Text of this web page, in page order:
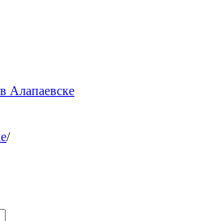
Алапаевске
/